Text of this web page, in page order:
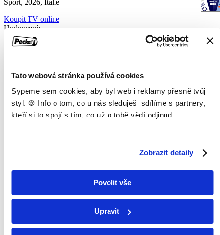
Tato webová stránka používá cookies
Sypeme sem cookies, aby byl web i reklamy přesně tvůj
styl. 🍪 Info o tom, co u nás sleduješ, sdílíme s partnery,
kteří si to spojí s tím, co už o tobě vědí odjinud.
Zobrazit detaily
Povolit vše
Upravit
Sport, 2026, Itálie
Koupit TV online
Hodnocení:
67 %
Přímé přenosy a záznamy sportovních událostí v rámci Zimních
paralympijských her 2026.
Zobrazit více
Pořad aktuálně není v nabídce